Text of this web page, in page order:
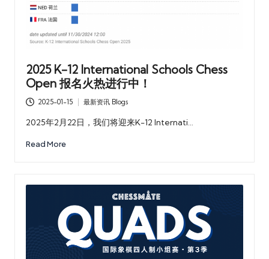
2025 K-12 International Schools Chess
Open 报名火热进行中！
2025-01-15
Posted
in
最新资讯 Blogs
2025年2月22日，我们将迎来K-12 Internati…
Read More